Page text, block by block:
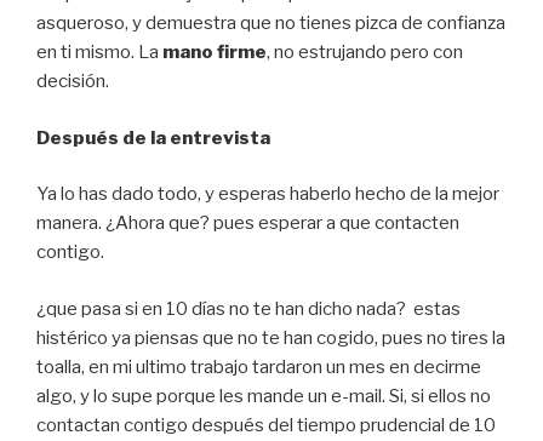
asqueroso, y demuestra que no tienes pizca de confianza
en ti mismo. La mano firme, no estrujando pero con
decisión.
Después de la entrevista
Ya lo has dado todo, y esperas haberlo hecho de la mejor
manera. ¿Ahora que? pues esperar a que contacten
contigo.
¿que pasa si en 10 días no te han dicho nada? estas
histérico ya piensas que no te han cogido, pues no tires la
toalla, en mi ultimo trabajo tardaron un mes en decirme
algo, y lo supe porque les mande un e-mail. Si, si ellos no
contactan contigo después del tiempo prudencial de 10